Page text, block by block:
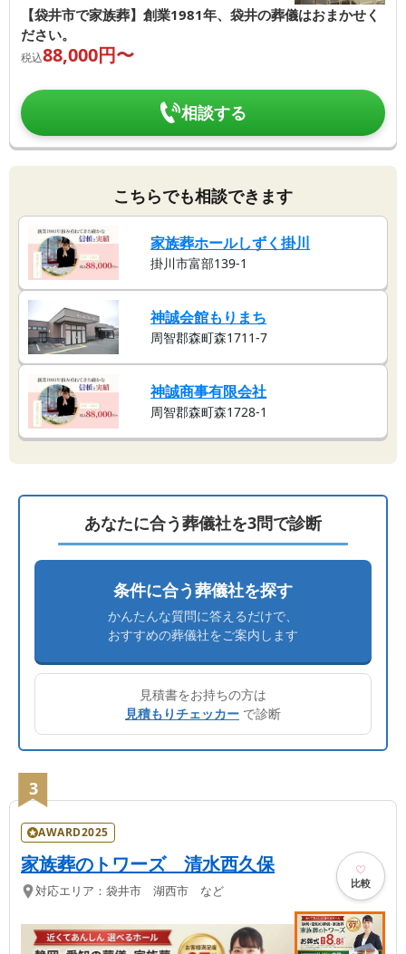
【袋井市で家族葬】創業1981年、袋井の葬儀はおまかせく
ださい。
税込88,000円〜
相談する
こちらでも相談できます
家族葬ホールしずく掛川
掛川市富部139-1
神誠会館もりまち
周智郡森町森1711-7
神誠商事有限会社
周智郡森町森1728-1
あなたに合う葬儀社を3問で診断
条件に合う葬儀社を探す
かんたんな質問に答えるだけで、
おすすめの葬儀社をご案内します
見積書をお持ちの方は
見積もりチェッカー で診断
3
AWARD2025
家族葬のトワーズ 清水西久保
対応エリア： 袋井市 湖西市 など 比較